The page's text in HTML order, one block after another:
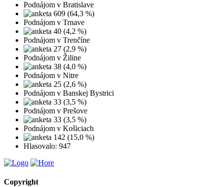
Podnájom v Bratislave
609 (64,3 %)
Podnájom v Trnave
40 (4,2 %)
Podnájom v Trenčíne
27 (2,9 %)
Podnájom v Žiline
38 (4,0 %)
Podnájom v Nitre
25 (2,6 %)
Podnájom v Banskej Bystrici
33 (3,5 %)
Podnájom v Prešove
33 (3,5 %)
Podnájom v Košiciach
142 (15,0 %)
Hlasovalo: 947
Copyright